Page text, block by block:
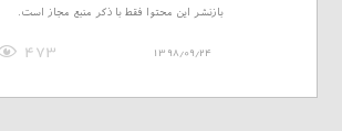
بازنشر این محتوا فقط با ذکر منبع مجاز است.
1398/09/24
473